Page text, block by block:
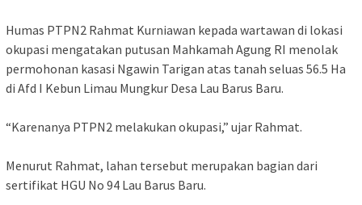
Humas PTPN2 Rahmat Kurniawan kepada wartawan di lokasi
okupasi mengatakan putusan Mahkamah Agung RI menolak
permohonan kasasi Ngawin Tarigan atas tanah seluas 56.5 Ha
di Afd I Kebun Limau Mungkur Desa Lau Barus Baru.
“Karenanya PTPN2 melakukan okupasi,” ujar Rahmat.
Menurut Rahmat, lahan tersebut merupakan bagian dari
sertifikat HGU No 94 Lau Barus Baru.